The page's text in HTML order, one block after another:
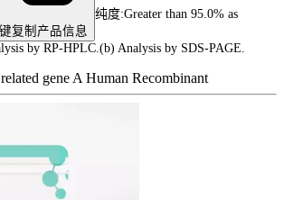
复制产品信息
纯度:Greater than 95.0% as
by RP-HPLC.(b) Analysis by SDS-PAGE.
gene A Human Recombinant